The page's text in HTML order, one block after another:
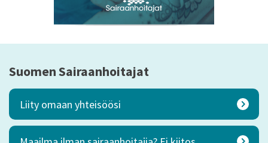
Suomen Sairaanhoitajat
Liity omaan yhteisöösi